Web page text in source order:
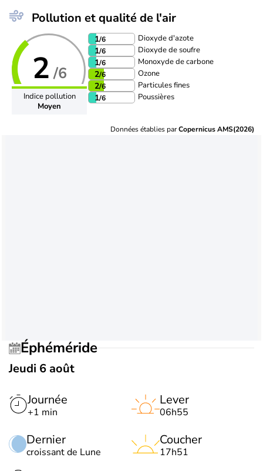
Pollution et qualité de l'air
2 /6
Indice pollution
Moyen
1/6 Dioxyde d'azote
1/6 Dioxyde de soufre
1/6 Monoxyde de carbone
2/6 Ozone
2/6 Particules fines
1/6 Poussières
Données établies parCopernicus AMS(2026)
Éphéméride
Jeudi 6 août
Journée
+1 min
Dernier
croissant de Lune
Lever
06h55
Coucher
17h51